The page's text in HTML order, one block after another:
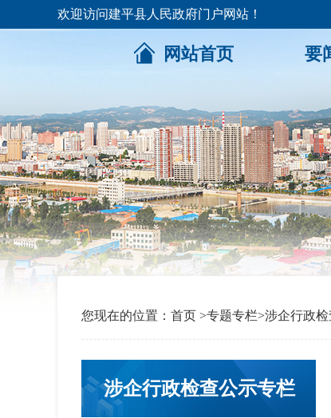
欢迎访问建平县人民政府门户网站！
网站首页 要
您现在的位置： 首页 >专题专栏>涉企行政
涉企行政检查公示专栏